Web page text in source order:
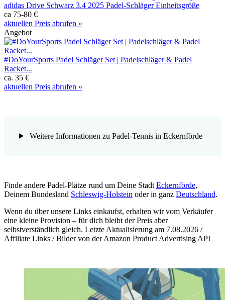
adidas Drive Schwarz 3.4 2025 Padel-Schläger Einheitsgröße
ca 75-80 €
aktuellen Preis abrufen »
Angebot
#DoYourSports Padel Schläger Set | Padelschläger & Padel
Racket...
ca. 35 €
aktuellen Preis abrufen »
Weitere Informationen zu Padel-Tennis in Eckernförde
Finde andere Padel-Plätze rund um Deine Stadt Eckernförde,
Deinem Bundesland Schleswig-Holstein oder in ganz Deutschland.
Wenn du über unsere Links einkaufst, erhalten wir vom Verkäufer
eine kleine Provision – für dich bleibt der Preis aber
selbstverständlich gleich. Letzte Aktualisierung am 7.08.2026 /
Affiliate Links / Bilder von der Amazon Product Advertising API